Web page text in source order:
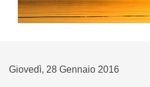
Giovedì, 28 Gennaio 2016